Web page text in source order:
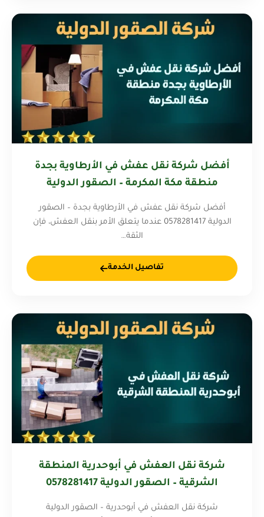
أفضل شركة نقل عفش في الأرطاوية بجدة
منطقة مكة المكرمة – الصقور الدولية
0578281417
أفضل شركة نقل عفش في الأرطاوية بجدة – الصقور
الدولية 0578281417 عندما يتعلق الأمر بنقل العفش، فإن
الثقة…
تفاصيل الخدمة
شركة نقل العفش في أبوحدرية المنطقة
الشرقية – الصقور الدولية 0578281417
شركة نقل العفش في أبوحدرية – الصقور الدولية